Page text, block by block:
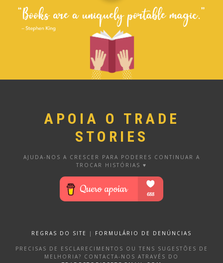
APOIA O TRADE
STORIES
AJUDA-NOS A CRESCER PARA PODERES CONTINUAR A
TROCAR HISTÓRIAS ♥
REGRAS DO SITE | FORMULÁRIO DE DENÚNCIAS
PRECISAS DE ESCLARECIMENTOS OU TENS SUGESTÕES DE
MELHORIA? CONTACTA-NOS ATRAVÉS DO